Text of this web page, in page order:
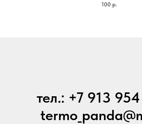
100 р.
тел.: +7 913